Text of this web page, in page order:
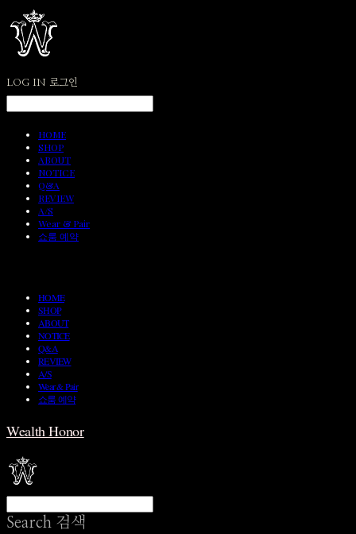
LOG IN 로그인
HOME
SHOP
ABOUT
NOTICE
Q&A
REVIEW
A/S
Wear & Pair
쇼룸 예약
HOME
SHOP
ABOUT
NOTICE
Q&A
REVIEW
A/S
Wear & Pair
쇼룸 예약
Wealth Honor
Search 검색